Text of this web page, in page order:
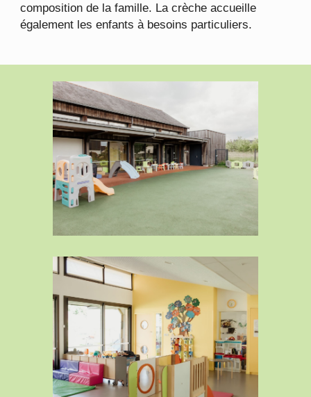
composition de la famille. La crèche accueille
également les enfants à besoins particuliers.